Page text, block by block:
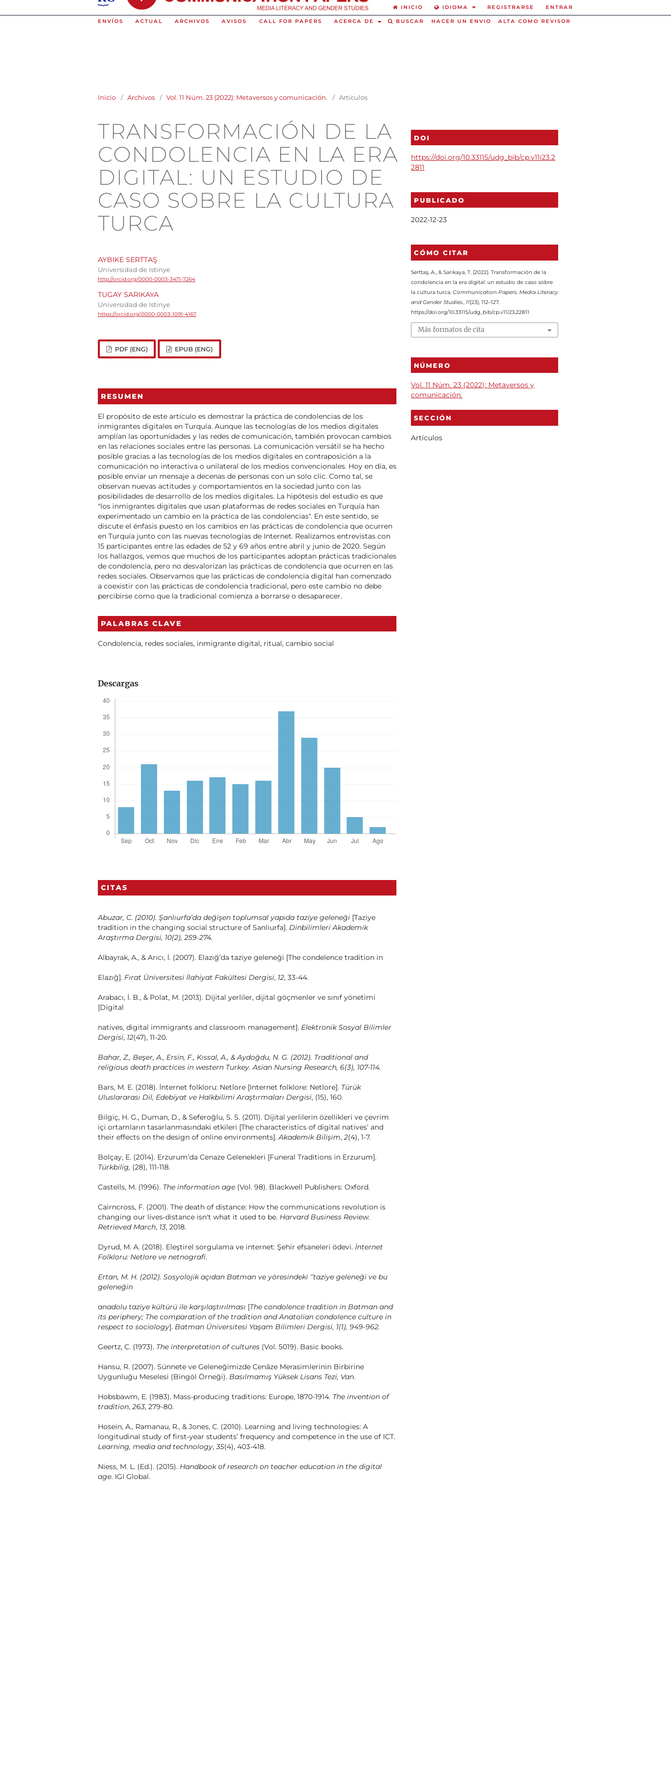
ENVÍOS ACTUAL ARCHIVOS AVISOS CALL FOR PAPERS ACERCA DE HACER UN ENVIO ALTA COMO REVISOR
BUSCAR
INICIO IDIOMA REGISTRARSE ENTRAR
Inicio / Archivos / Vol. 11 Núm. 23 (2022): Metaversos y comunicación. / Artículos
TRANSFORMACIÓN DE LA
CONDOLENCIA EN LA ERA
DIGITAL: UN ESTUDIO DE
CASO SOBRE LA CULTURA
TURCA
AYBIKE SERTTAŞ
Universidad de Istinye
http://orcid.org/0000-0003-3471-7264
TUGAY SARIKAYA
Universidad de Istinye
https://orcid.org/0000-0003-1091-4167
PDF (ENG) EPUB (ENG)
RESUMEN
El propósito de este artículo es demostrar la práctica de condolencias de los
inmigrantes digitales en Turquía. Aunque las tecnologías de los medios digitales
amplían las oportunidades y las redes de comunicación, también provocan cambios
en las relaciones sociales entre las personas. La comunicación versátil se ha hecho
posible gracias a las tecnologías de los medios digitales en contraposición a la
comunicación no interactiva o unilateral de los medios convencionales. Hoy en día, es
posible enviar un mensaje a decenas de personas con un solo clic. Como tal, se
observan nuevas actitudes y comportamientos en la sociedad junto con las
posibilidades de desarrollo de los medios digitales. La hipótesis del estudio es que
"los inmigrantes digitales que usan plataformas de redes sociales en Turquía han
experimentado un cambio en la práctica de las condolencias". En este sentido, se
discute el énfasis puesto en los cambios en las prácticas de condolencia que ocurren
en Turquía junto con las nuevas tecnologías de Internet. Realizamos entrevistas con
15 participantes entre las edades de 52 y 69 años entre abril y junio de 2020. Según
los hallazgos, vemos que muchos de los participantes adoptan prácticas tradicionales
de condolencia, pero no desvalorizan las prácticas de condolencia que ocurren en las
redes sociales. Observamos que las prácticas de condolencia digital han comenzado
a coexistir con las prácticas de condolencia tradicional, pero este cambio no debe
percibirse como que la tradicional comienza a borrarse o desaparecer.
PALABRAS CLAVE
Condolencia, redes sociales, inmigrante digital, ritual, cambio social
Descargas
CITAS
Abuzar, C. (2010). Şanlıurfa’da değişen toplumsal yapıda taziye geleneği [Taziye
tradition in the changing social structure of Sanliurfa]. Dinbilimleri Akademik
Araştırma Dergisi, 10(2), 259-274.
Albayrak, A., & Arıcı, İ. (2007). Elazığ’da taziye geleneği [The condelence tradition in
Elazığ]. Fırat Üniversitesi İlahiyat Fakültesi Dergisi, 12, 33-44.
Arabacı, İ. B., & Polat, M. (2013). Dijital yerliler, dijital göçmenler ve sınıf yönetimi
[Digital
natives, digital immigrants and classroom management]. Elektronik Sosyal Bilimler
Dergisi, 12(47), 11-20.
Bahar, Z., Beşer, A., Ersin, F., Kıssal, A., & Aydoğdu, N. G. (2012). Traditional and
religious death practices in western Turkey. Asian Nursing Research, 6(3), 107-114.
Bars, M. E. (2018). İnternet folkloru: Netlore [Internet folklore: Netlore]. Türük
Uluslararası Dil, Edebiyat ve Halkbilimi Araştırmaları Dergisi, (15), 160.
Bilgiç, H. G., Duman, D., & Seferoğlu, S. S. (2011). Dijital yerlilerin özellikleri ve çevrim
içi ortamların tasarlanmasındaki etkileri [The characteristics of digital natives’ and
their effects on the design of online environments].Akademik Bilişim, 2(4), 1-7.
Bolçay, E. (2014). Erzurum’da Cenaze Gelenekleri [Funeral Traditions in Erzurum].
Türkbilig, (28), 111-118.
Castells, M. (1996). The information age (Vol. 98). Blackwell Publishers: Oxford.
Cairncross, F. (2001). The death of distance: How the communications revolution is
changing our lives‐distance isn't what it used to be. Harvard Business Review.
Retrieved March, 13, 2018.
Dyrud, M. A. (2018). Eleştirel sorgulama ve internet: Şehir efsaneleri ödevi. İnternet
Folkloru: Netlore ve netnografi.
Ertan, M. H. (2012). Sosyolojik açıdan Batman ve yöresindeki ‘’taziye geleneği ve bu
geleneğin
anadolu taziye kültürü ile karşılaştırılması [The condolence tradition in Batman and
its periphery; The comparation of the tradition and Anatolian condolence culture in
respect to sociology]. Batman Üniversitesi Yaşam Bilimleri Dergisi, 1(1), 949-962.
Geertz, C. (1973). The interpretation of cultures (Vol. 5019). Basic books.
Hansu, R. (2007). Sünnete ve Geleneğimizde Cenâze Merasimlerinin Birbirine
Uygunluğu Meselesi (Bingöl Örneği). Basılmamış Yüksek Lisans Tezi, Van.
Hobsbawm, E. (1983). Mass-producing traditions: Europe, 1870-1914. The invention of
tradition, 263, 279-80.
Hosein, A., Ramanau, R., & Jones, C. (2010). Learning and living technologies: A
longitudinal study of first‐year students’ frequency and competence in the use of ICT.
Learning, media and technology,35(4), 403-418.
Niess, M. L. (Ed.). (2015). Handbook of research on teacher education in the digital
age. IGI Global.
DOI
https://doi.org/10.33115/udg_bib/cp.v11i23.2
2811
PUBLICADO
2022-12-23
CÓMO CITAR
Serttaş, A., & Sarıkaya, T. (2022). Transformación de la
condolencia en la era digital: un estudio de caso sobre
la cultura turca.Communication Papers. Media Literacy
and Gender Studies., 11(23), 112–127.
https://doi.org/10.33115/udg_bib/cp.v11i23.22811
Más formatos de cita
NÚMERO
Vol. 11 Núm. 23 (2022): Metaversos y
comunicación.
SECCIÓN
Artículos